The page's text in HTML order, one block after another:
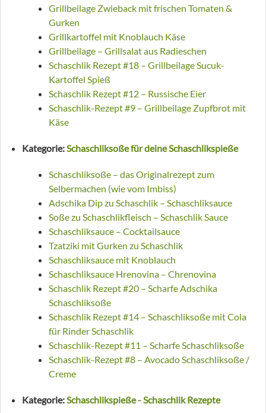
Grillbeilage Zwieback mit frischen Tomaten &
Gurken
Grillkartoffel mit Knoblauch Käse
Grillbeilage – Grillsalat aus Radieschen
Schaschlik Rezept #18 – Grillbeilage Sucuk-
Kartoffel Spieß
Schaschlik Rezept #12 – Russische Eier
Schaschlik-Rezept #9 – Grillbeilage Zupfbrot mit
Käse
Kategorie:Schaschliksoße für deine Schaschlikspieße
Schaschliksoße – das Originalrezept zum
Selbermachen (wie vom Imbiss)
Adschika Dip zu Schaschlik – Schaschliksauce
Soße zu Schaschlikfleisch – Schaschlik Sauce
Schaschliksauce – Cocktailsauce
Tzatziki mit Gurken zu Schaschlik
Schaschliksauce mit Knoblauch
Schaschliksauce Hrenovina – Chrenovina
Schaschlik Rezept #20 – Scharfe Adschika
Schaschliksoße
Schaschlik Rezept #14 – Schaschliksoße mit Cola
für Rinder Schaschlik
Schaschlik-Rezept #11 – Scharfe Schaschliksoße
Schaschlik-Rezept #8 – Avocado Schaschliksoße /
Creme
Kategorie:Schaschlikspieße - Schaschlik Rezepte